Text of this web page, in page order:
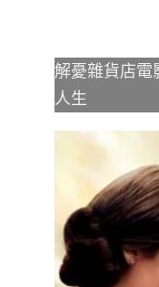
解憂雜貨店電
人生